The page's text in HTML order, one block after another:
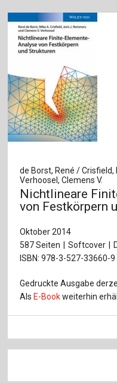
de Borst, René /
Verhoosel, Clemens V.
Nichtlineare
von Festkörpern
Oktober 2014
587 Seiten
Softcover
ISBN: 978-3-527-33660-9
Gedruckte Ausgabe
AlsE-Bookweiterhin